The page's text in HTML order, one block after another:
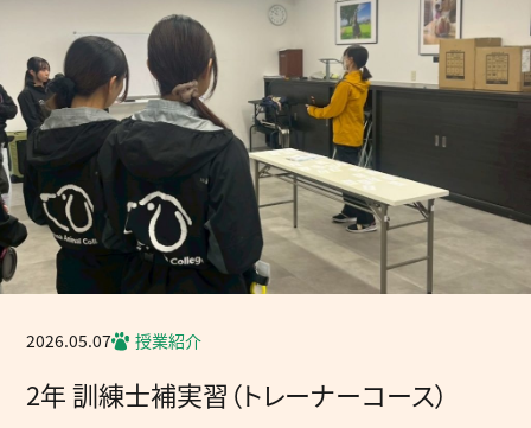
2026.05.07 授業紹介
2年 訓練士補実習（トレーナーコース）